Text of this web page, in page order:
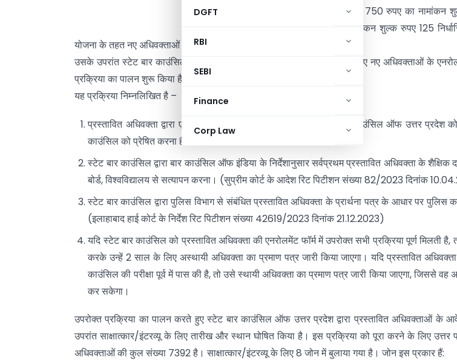
DGFT
RBI
SEBI
Finance
Corp Law
के अधिवक्ताओं के लिए कुल 750 रुपए का नामांकन
जाति/जनजाति के लिए नामांकन शुल्क रुपए 125
योजना के तहत नए अधिवक्ताओं का पंजीयन शुरू किया है।
उसके उपरांत स्टेट बार काउंसिल ने माननीय सुप्रीम कोर्ट के आदेश का पालन करते हुए नए अधिवक्ताओं के
प्रक्रिया का पालन शुरू किया है।
यह प्रक्रिया निम्नलिखित है –
प्रस्तावित अधिवक्ता द्वारा एनरोलमेंट के वास्ते आवेदन पत्र पूर्ण करते हुए बार काउंसिल ऑफ उत्तर प्रदेश
काउंसिल को प्रेषित करना है।
स्टेट बार काउंसिल द्वारा बार काउंसिल ऑफ इंडिया के निर्देशानुसार सर्वप्रथम प्रस्तावित अधिवक्ता के
बोर्ड, विश्वविद्यालय से सत्यापन करना। (सुप्रीम कोर्ट के आदेश रिट पिटीशन संख्या 82/2023 दिनांक
स्टेट बार काउंसिल द्वारा पुलिस विभाग से संबंधित प्रस्तावित अधिवक्ता के प्रार्थना पत्र के आधार पर पुलिस
(इलाहाबाद हाई कोर्ट के निर्देश रिट पिटीशन संख्या 42619/2023 दिनांक 21.12.2023)
यदि स्टेट बार काउंसिल को प्रस्तावित अधिवक्ता की एनरोलमेंट फॉर्म में उपरोक्त सभी प्रक्रिया पूर्ण मिलती है,
करके उन्हें 2 साल के लिए अस्थायी अधिवक्ता का प्रमाण पत्र जारी किया जाएगा। यदि प्रस्तावित
काउंसिल की परीक्षा पूर्व में पास की है, तो उसे स्थायी अधिवक्ता का प्रमाण पत्र जारी किया जाएगा, जिससे वह
कर सकेगा।
उपरोक्त प्रक्रिया का पालन करते हुए स्टेट बार काउंसिल ऑफ उत्तर प्रदेश द्वारा प्रस्तावित अधिवक्ताओं के
उपरांत साक्षात्कार/इंटरव्यू के लिए तारीख और स्थान घोषित किया है। इस प्रक्रिया को पूरा करने के लिए उत्तर
अधिवक्ताओं की कुल संख्या 7392 है। साक्षात्कार/इंटरव्यू के लिए 8 जोन में बुलाया गया है। जोन इस प्रकार हैं: